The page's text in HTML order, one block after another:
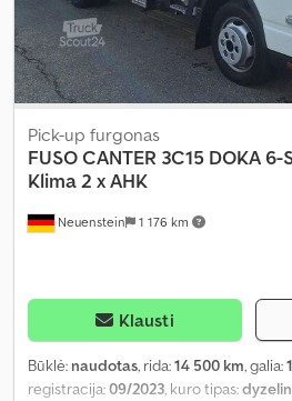
Neuenstein 1 176 km
Pick-up furgonas
FUSOCANTER 3C15 DOKA
Klima 2 x AHK
Klausti
Būklė: naudotas, rida:14 500 km, galia:
registracija:09/2023, kuro tipas: